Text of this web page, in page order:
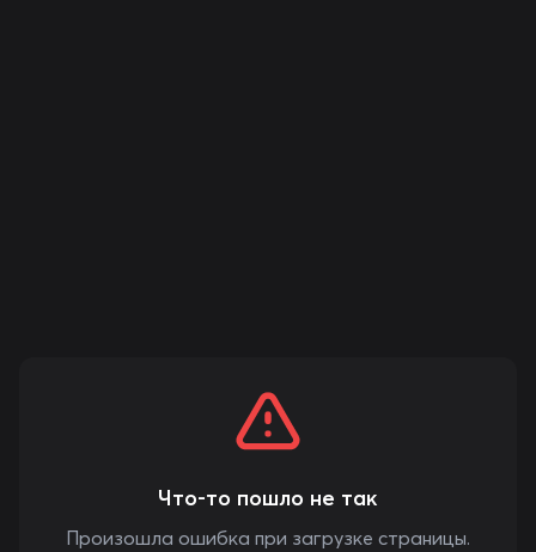
Что-то пошло не так
Произошла ошибка при загрузке страницы.